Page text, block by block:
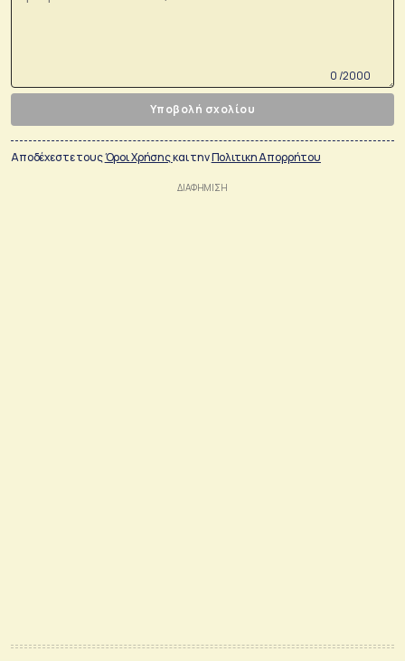
0 /2000
Υποβολή σχολίου
Αποδέχεστε τουςΌροι Χρήσηςκαι τηνΠολιτικη Απορρήτου